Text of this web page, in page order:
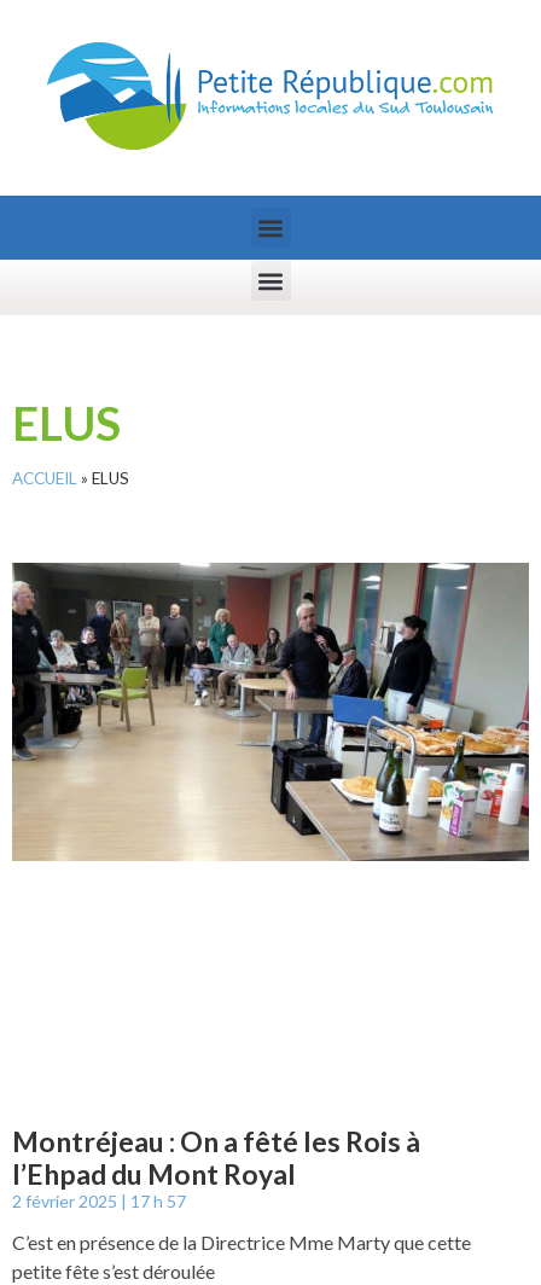
ELUS
ACCUEIL » ELUS
Montréjeau : On a fêté les Rois à
l’Ehpad du Mont Royal
2 février 2025 17 h 57
C’est en présence de la Directrice Mme Marty que cette
petite fête s’est déroulée